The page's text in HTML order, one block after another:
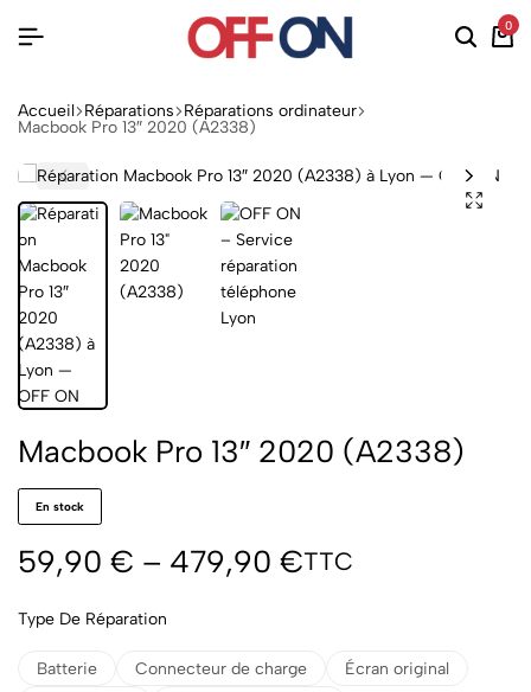
0
Accueil Réparations Réparations ordinateur
Macbook Pro 13″ 2020 (A2338)
Macbook Pro 13″ 2020 (A2338)
En stock
59,90 € – 479,90 €TTC
Type De Réparation
Batterie Connecteur de charge
Écran original